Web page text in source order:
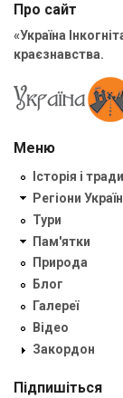
Про сайт
«Україна
краєзнавства.
Меню
Історія і
Регіони
Тури
Пам'ятки
Природа
Блог
Галереї
Відео
Закордон
Підпишіться